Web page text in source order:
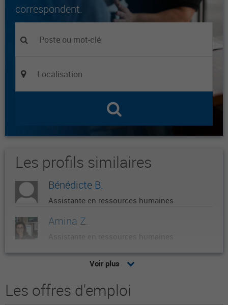
correspondent.
Les profils similaires
Bénédicte B.
Assistante en ressources humaines
Amina Z.
Assistante en ressources humaines
VIRGINIE O.
Joelle L.
Voir plus
Les offres d'emploi